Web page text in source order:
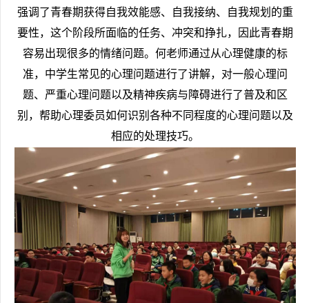
强调了青春期获得自我效能感、自我接纳、自我规划的重
要性，这个阶段所面临的任务、冲突和挣扎，因此青春期
容易出现很多的情绪问题。何老师通过从心理健康的标
准，中学生常见的心理问题进行了讲解，对一般心理问
题、严重心理问题以及精神疾病与障碍进行了普及和区
别，帮助心理委员如何识别各种不同程度的心理问题以及
相应的处理技巧。